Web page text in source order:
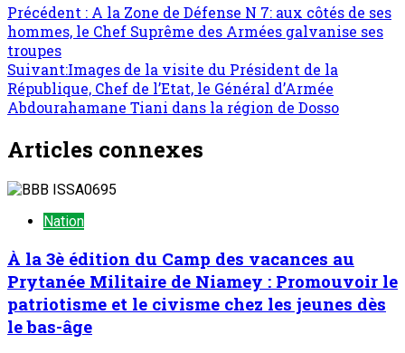
Navigation
d’article
Précédent : A la Zone de Défense N 7: aux côtés de ses
hommes, le Chef Suprême des Armées galvanise ses
troupes
Suivant:Images de la visite du Président de la
République, Chef de l’Etat, le Général d’Armée
Abdourahamane Tiani dans la région de Dosso
Articles connexes
Nation
À la 3è édition du Camp des vacances au
Prytanée Militaire de Niamey : Promouvoir le
patriotisme et le civisme chez les jeunes dès
le bas-âge